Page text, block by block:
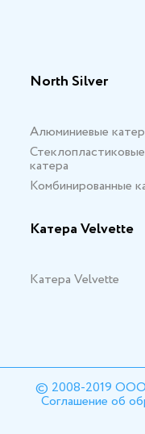
North Silver
Алюминиевые
Стеклопластиковые
катера
Комбинированные
Катера Velvette
Катера Velvette
© 2008-2019 ООО
Соглашение об